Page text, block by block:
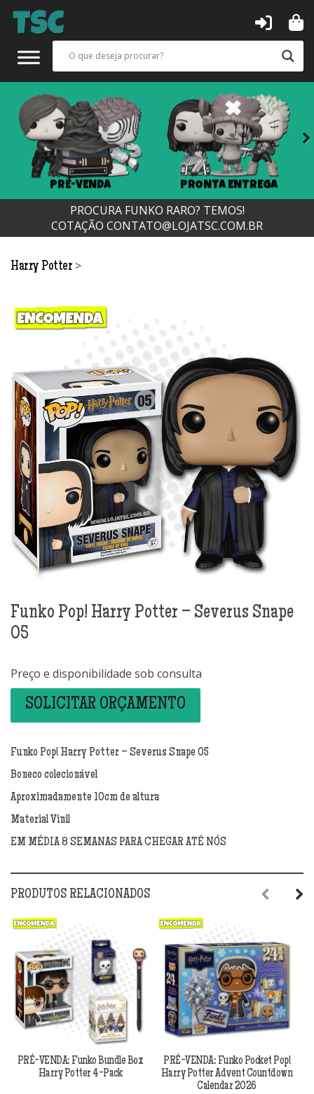
PRÉ-VENDA PRONTA ENTREGA
PROCURA FUNKO RARO? TEMOS!
COTAÇÃO CONTATO@LOJATSC.COM.BR
Harry Potter >
Funko Pop! Harry Potter – Severus Snape
05
Preço e disponibilidade sob consulta
SOLICITAR ORÇAMENTO
Funko Pop! Harry Potter – Severus Snape 05
Boneco colecionável
Aproximadamente 10cm de altura
Material Vinil
EM MÉDIA 8 SEMANAS PARA CHEGAR ATÉ NÓS
PRODUTOS RELACIONADOS
PRÉ-VENDA: Funko Bundle Box
Harry Potter 4-Pack
PRÉ-VENDA: Funko Pocket Pop!
Harry Potter Advent Countdown
Calendar 2026